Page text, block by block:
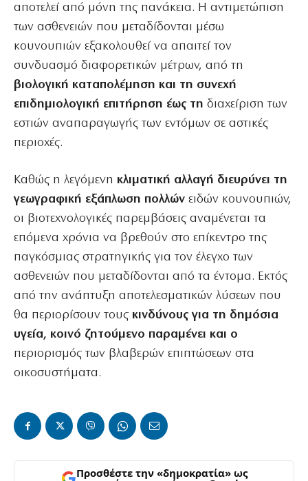
αποτελεί από μόνη της πανάκεια. Η αντιμετώπιση
των ασθενειών που μεταδίδονται μέσω
κουνουπιών εξακολουθεί να απαιτεί τον
συνδυασμό διαφορετικών μέτρων, από τη
βιολογική καταπολέμηση και τη συνεχή
επιδημιολογική επιτήρηση έως τη διαχείριση των
εστιών αναπαραγωγής των εντόμων σε αστικές
περιοχές.
Καθώς η λεγόμενη κλιματική αλλαγή διευρύνει τη
γεωγραφική εξάπλωση πολλών ειδών κουνουπιών,
οι βιοτεχνολογικές παρεμβάσεις αναμένεται τα
επόμενα χρόνια να βρεθούν στο επίκεντρο της
παγκόσμιας στρατηγικής για τον έλεγχο των
ασθενειών που μεταδίδονται από τα έντομα. Εκτός
από την ανάπτυξη αποτελεσματικών λύσεων που
θα περιορίσουν τους κινδύνους για τη δημόσια
υγεία, κοινό ζητούμενο παραμένει και ο
περιορισμός των βλαβερών επιπτώσεων στα
οικοσυστήματα.
Προσθέστε την «δημοκρατία» ως